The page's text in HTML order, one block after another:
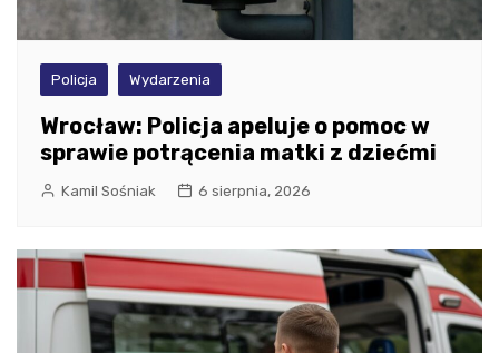
Policja Wydarzenia
Wrocław: Policja apeluje o pomoc w
sprawie potrącenia matki z dziećmi
Kamil Sośniak 6 sierpnia, 2026